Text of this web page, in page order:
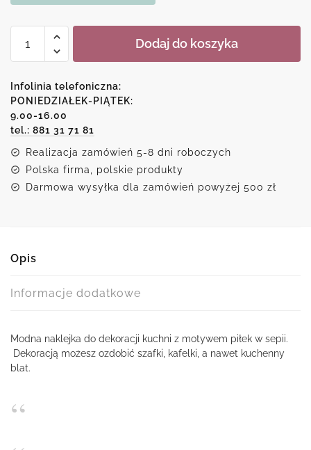
Samoprzylepna
między
szafki
z
piłkami
Dodaj do koszyka
Infolinia telefoniczna:
PONIEDZIAŁEK-PIĄTEK:
9.00-16.00
tel.: 881 31 71 81
Realizacja zamówień 5-8 dni roboczych
Polska firma, polskie produkty
Darmowa wysyłka dla zamówień powyżej 500 zł
Opis
Informacje dodatkowe
Modna naklejka do dekoracji kuchni z motywem piłek w sepii.
Dekoracją możesz ozdobić szafki, kafelki, a nawet kuchenny
blat.